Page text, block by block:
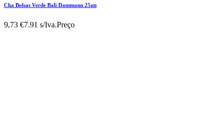
Cha Bolsas Verde Bali Dammann 25un
9,73 €7.91 s/Iva.Preço